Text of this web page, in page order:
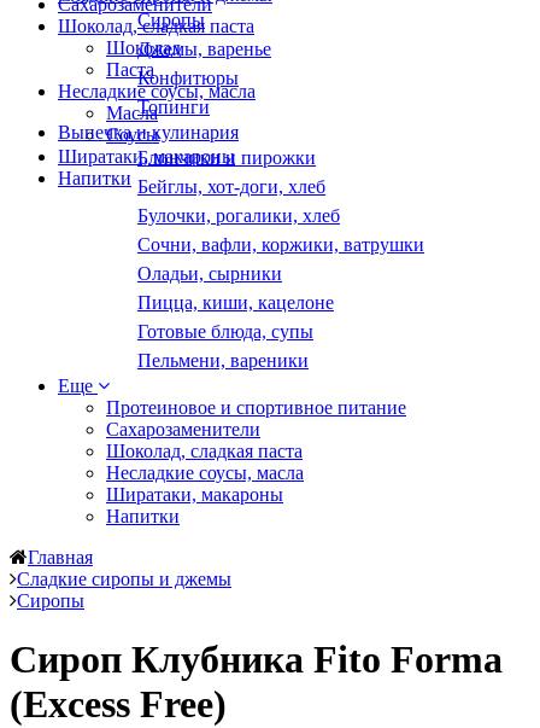
Сахарозаменители
Шоколад, сладкая паста
Шоколад
Паста
Несладкие соусы, масла
Масла
Соусы
Ширатаки, макароны
Напитки
Сиропы
Джемы, варенье
Конфитюры
Топинги
Выпечка и кулинария
Блинчики и пирожки
Бейглы, хот-доги, хлеб
Булочки, рогалики, хлеб
Сочни, вафли, коржики, ватрушки
Оладьи, сырники
Пицца, киши, кацелоне
Готовые блюда, супы
Пельмени, вареники
Еще
Протеиновое и спортивное питание
Сахарозаменители
Шоколад, сладкая паста
Несладкие соусы, масла
Ширатаки, макароны
Напитки
Главная
Сладкие сиропы и джемы
Сиропы
Сироп Клубника Fito Forma
(Excess Free)